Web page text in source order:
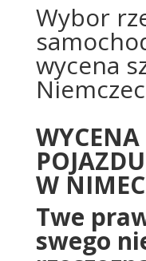
Wybor
wycena
W
Twe
swego